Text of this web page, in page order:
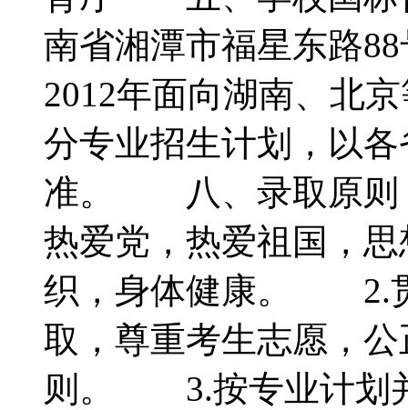
南省湘潭市福星东路
2012年面向湖南、北
分专业招生计划，以
准。 八、录取原则
热爱党，热爱祖国，
织，身体健康。 2.
取，尊重考生志愿，
则。 3.按专业计划